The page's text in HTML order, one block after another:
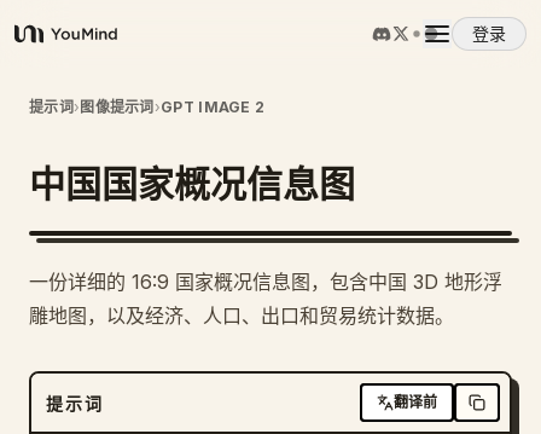
YouMind
登录
概览
使用案例
定价
提示词› 图像提示词 ›GPT IMAGE 2
中国国家概况信息图
一份详细的 16:9 国家概况信息图，包含中国 3D 地形浮
雕地图，以及经济、人口、出口和贸易统计数据。
提示词 翻译前